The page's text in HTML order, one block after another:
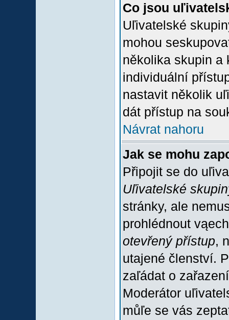
Co jsou
Uľivatelské
mohou
několika skupin a
individuální
nastavit několik
dát přístup na
Návrat nahoru
Jak se mohu
Připojit se do
Uľivatelské
stránky, ale
prohlédnout
otevřený přístup,
utajené členství.
zaľádat o
Moderátor
můľe se vás